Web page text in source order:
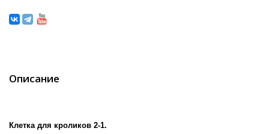
Описание
Клетка для кроликов 2-1.